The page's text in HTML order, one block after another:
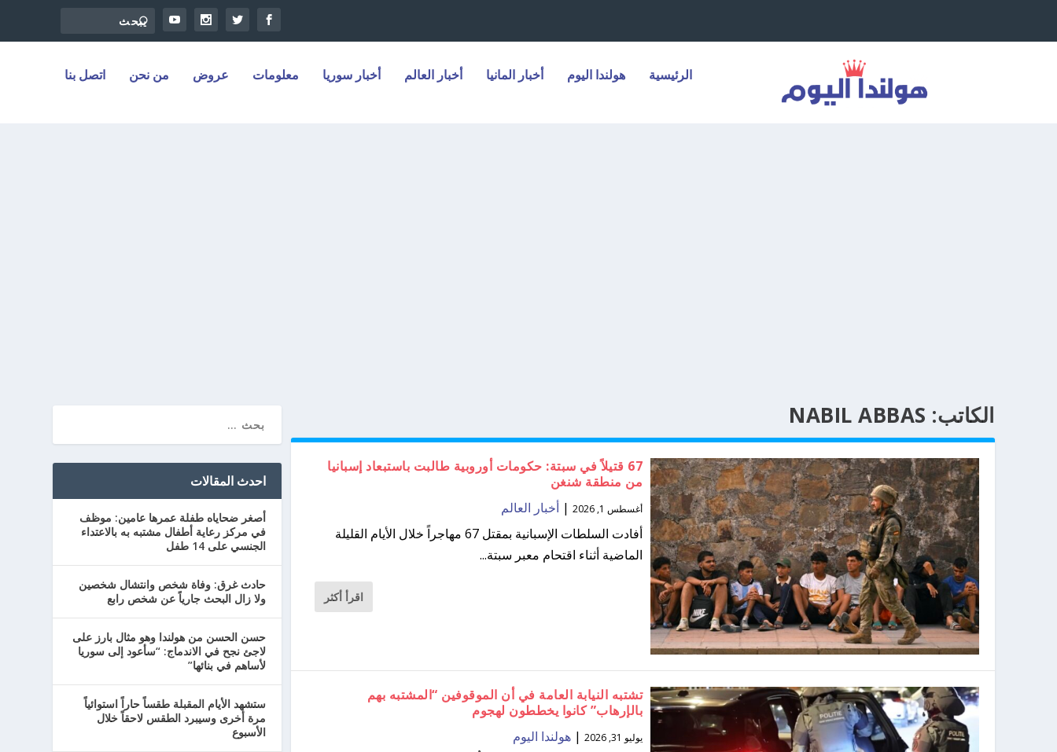
الرئيسية هولندا اليوم أخبار المانيا أخبار العالم أخبار سوريا معلومات عروض من نحن اتصل بنا
الكاتب: NABIL ABBAS
67 قتيلاً في سبتة: حكومات أوروبية طالبت باستبعاد إسبانيا
من منطقة شنغن
أغسطس 1, 2026 | أخبار العالم
أفادت السلطات الإسبانية بمقتل 67 مهاجراً خلال الأيام القليلة
الماضية أثناء اقتحام معبر سبتة...
اقرأ أكثر
تشتبه النيابة العامة في أن الموقوفين “المشتبه بهم
بالإرهاب” كانوا يخططون لهجوم
يوليو 31, 2026 | هولندا اليوم
احدث المقالات
أصغر ضحاياه طفلة عمرها عامين: موظف
في مركز رعاية أطفال مشتبه به بالاعتداء
الجنسي على 14 طفل
حادث غرق: وفاة شخص وانتشال شخصين
ولا زال البحث جارياً عن شخص رابع
حسن الحسن من هولندا وهو مثال بارز على
لاجئ نجح في الاندماج: “سأعود إلى سوريا
لأساهم في بنائها”
ستشهد الأيام المقبلة طقساً حاراً استوائياً
مرة أخرى وسيبرد الطقس لاحقاً خلال
الأسبوع